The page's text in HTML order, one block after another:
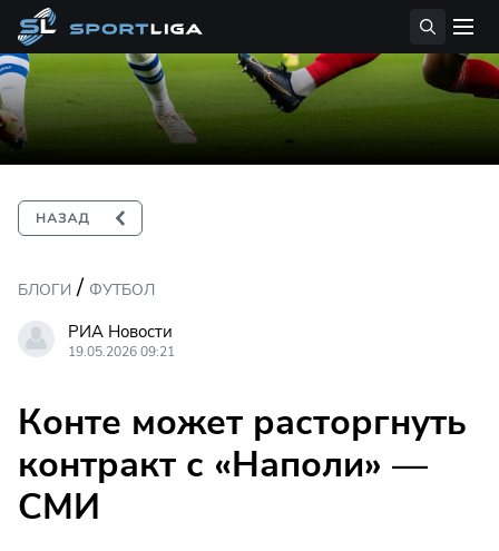
БЛОГИ / ФУТБОЛ
РИА Новости
19.05.2026 09:21
Конте может расторгнуть
контракт с «Наполи» —
СМИ